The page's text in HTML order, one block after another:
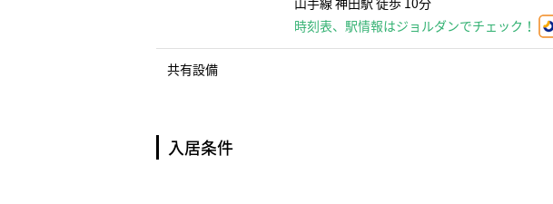
時刻表、駅情報はジョルダンでチェック！
共有設備
入居条件